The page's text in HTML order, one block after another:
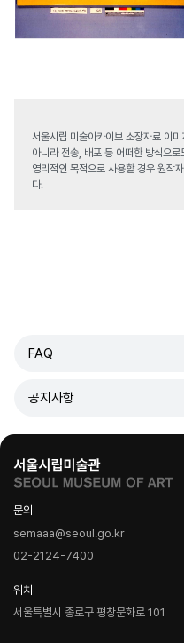
서울시립 미술아카이브 소장자료 이
아니라 전송, 배포 등 어떠한 방식으로
영리적인 목적으로 사용할 경우 원작
다.
FAQ
공지사항
문의
semaaa@seoul.go.kr
02-2124-7400
위치
서울특별시 종로구 평창문화로 101